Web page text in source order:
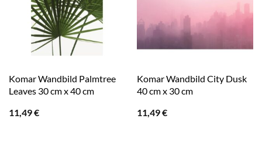
Komar Wandbild Palmtree
Leaves 30 cm x 40 cm
11,49€
Komar Wandbild City Dusk
40 cm x 30 cm
11,49€